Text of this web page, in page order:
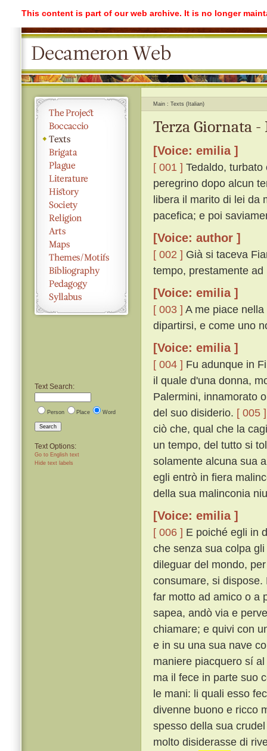
This content is part of our web archive. It is no longer
Text Search:
Person Place Word
Search
Text Options:
Go to English text
Hide text labels
Main Texts (Italian)
Terza Giornata
[Voice: emilia ]
[ 001 ] Tedaldo,
peregrino dopo alcun
libera il marito di lei da
pacefica; e poi
[Voice: author ]
[ 002 ] Già si taceva
tempo, prestamente
[Voice: emilia ]
[ 003 ] A me piace
dipartirsi, e come uno
[Voice: emilia ]
[ 004 ] Fu adunque in
il quale d'una donna,
Palermini, innamorato
del suo disiderio. [ 005 ]
ciò che, qual che la
un tempo, del tutto si
solamente alcuna sua
egli entrò in fiera
della sua malinconia
[Voice: emilia ]
[ 006 ] E poiché egli in
che senza sua colpa
dileguar del mondo,
consumare, si
far motto ad amico o a
sapea, andò via e
chiamare; e quivi con
e in su una sua nave
maniere piacquero sí
ma il fece in parte suo
le mani: li quali esso
divenne buono e ricco
spesso della sua
molto disiderasse di